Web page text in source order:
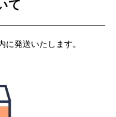
て
発送いたします。